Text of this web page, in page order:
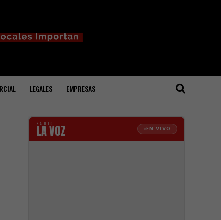
LEGALES EMPRESAS